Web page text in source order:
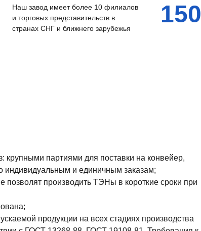
Наш завод имеет более 10 филиалов
и торговых представительств в
странах СНГ и ближнего зарубежья
150
крупными партиями для поставки на конвейер,
индивидуальным и единичным заказам;
позволят производить ТЭНы в короткие сроки при
продукции на всех стадиях производства